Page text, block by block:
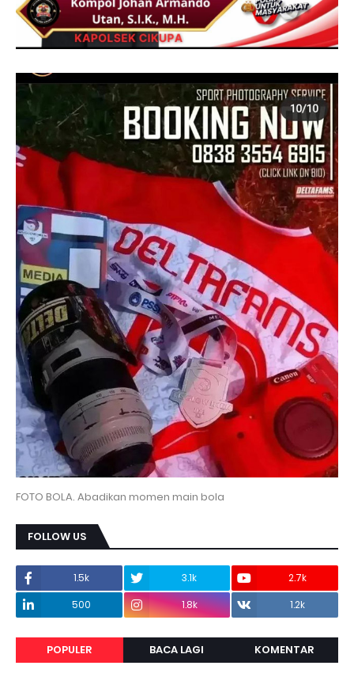
FOTO BOLA. Abadikan momen main bola
FOLLOW US
1.5k 3.1k
2.7k
500
1.8k 1.2k
POPULER BACA LAGI KOMENTAR